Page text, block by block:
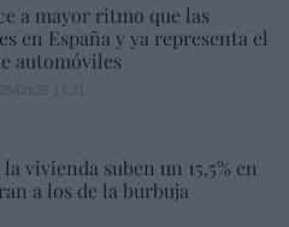
a mayor ritmo que las
en España y ya representa el
automóviles
vivienda suben un 15,5% en
a los de la burbuja